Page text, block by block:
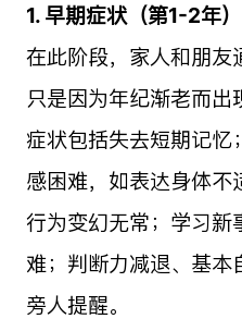
1. 早期症状（第1-2年）
在此阶段，家人和朋友
只是因为年纪渐老而
症状包括失去短期记
感困难，如表达身体
行为变幻无常；学习新
难；判断力减退、基本
旁人提醒。